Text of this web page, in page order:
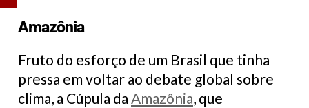
Amazônia
Fruto do esforço de um Brasil que tinha
pressa em voltar ao debate global sobre
clima, a Cúpula da Amazônia, que